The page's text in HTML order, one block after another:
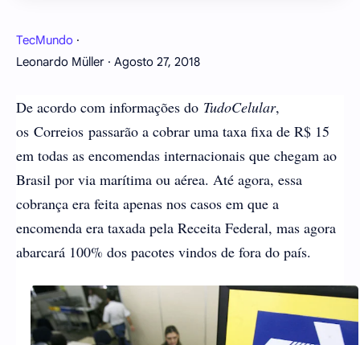
TecMundo ·
Leonardo Müller · Agosto 27, 2018
De acordo com informações do TudoCelular,
os Correios passarão a cobrar uma taxa fixa de R$ 15
em todas as encomendas internacionais que chegam ao
Brasil por via marítima ou aérea. Até agora, essa
cobrança era feita apenas nos casos em que a
encomenda era taxada pela Receita Federal, mas agora
abarcará 100% dos pacotes vindos de fora do país.